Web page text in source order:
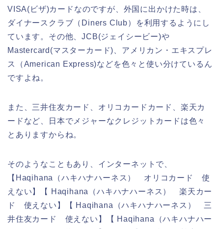
VISA(ビザ)カードなのですが、外国に出かけた時は、
ダイナースクラブ（Diners Club）を利用するようにし
ています。その他、JCB(ジェイシービー)や
Mastercard(マスターカード)、アメリカン・エキスプレ
ス（American Express)などを色々と使い分けているん
ですよね。
また、三井住友カード、オリコカードカード、楽天カ
ードなど、日本でメジャーなクレジットカードは色々
とありますからね。
そのようなこともあり、インターネットで、
【Haqihana（ハキハナハーネス） オリコカード 使
えない】【 Haqihana（ハキハナハーネス） 楽天カー
ド 使えない】【 Haqihana（ハキハナハーネス） 三
井住友カード 使えない】【 Haqihana（ハキハナハー